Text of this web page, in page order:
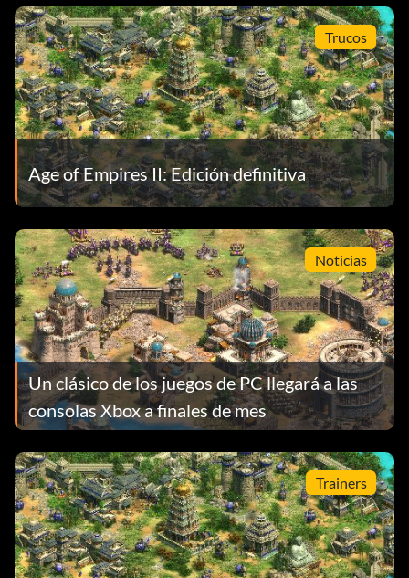
Trucos
Age of Empires II: Edición definitiva
Noticias
Un clásico de los juegos de PC llegará a las
consolas Xbox a finales de mes
Trainers